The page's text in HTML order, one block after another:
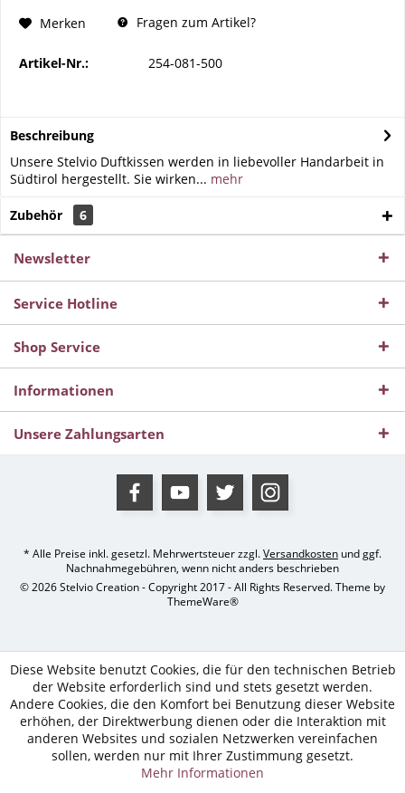
Merken Fragen zum Artikel?
Artikel-Nr.: 254-081-500
Beschreibung
Unsere Stelvio Duftkissen werden in liebevoller Handarbeit in
Südtirol hergestellt. Sie wirken... mehr
Zubehör 6
Newsletter
Service Hotline
Shop Service
Informationen
Unsere Zahlungsarten
* Alle Preise inkl. gesetzl. Mehrwertsteuer zzgl.Versandkosten und ggf.
Nachnahmegebühren, wenn nicht anders beschrieben
© 2026 Stelvio Creation - Copyright 2017 - All Rights Reserved. Theme by
ThemeWare®
Diese Website benutzt Cookies, die für den technischen Betrieb
der Website erforderlich sind und stets gesetzt werden.
Andere Cookies, die den Komfort bei Benutzung dieser Website
erhöhen, der Direktwerbung dienen oder die Interaktion mit
anderen Websites und sozialen Netzwerken vereinfachen
sollen, werden nur mit Ihrer Zustimmung gesetzt.
Mehr Informationen